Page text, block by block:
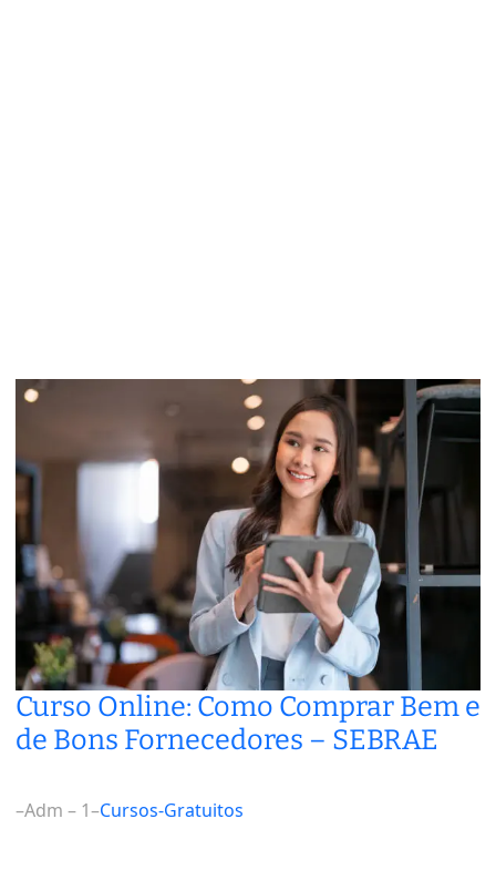
Curso Online: Como Comprar Bem e
de Bons Fornecedores – SEBRAE
–Adm – 1–Cursos-Gratuitos